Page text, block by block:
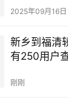
2025年09月16日
新乡到福清
有250用户
刚刚